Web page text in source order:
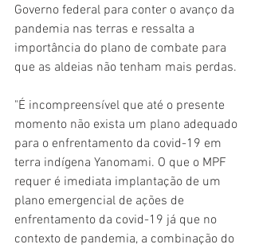
Governo federal para conter o avanço da
pandemia nas terras e ressalta a
importância do plano de combate para
que as aldeias não tenham mais perdas.
"É incompreensível que até o presente
momento não exista um plano adequado
para o enfrentamento da covid-19 em
terra indígena Yanomami. O que o MPF
requer é imediata implantação de um
plano emergencial de ações de
enfrentamento da covid-19 já que no
contexto de pandemia, a combinação do